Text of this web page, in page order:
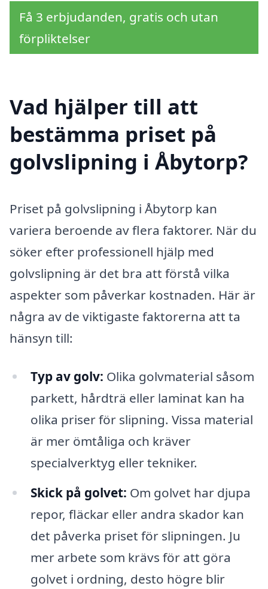
Få 3 erbjudanden, gratis och utan
förpliktelser
Vad hjälper till att
bestämma priset på
golvslipning i Åbytorp?
Priset på golvslipning i Åbytorp kan
variera beroende av flera faktorer. När du
söker efter professionell hjälp med
golvslipning är det bra att förstå vilka
aspekter som påverkar kostnaden. Här är
några av de viktigaste faktorerna att ta
hänsyn till:
Typ av golv: Olika golvmaterial såsom
parkett, hårdträ eller laminat kan ha
olika priser för slipning. Vissa material
är mer ömtåliga och kräver
specialverktyg eller tekniker.
Skick på golvet: Om golvet har djupa
repor, fläckar eller andra skador kan
det påverka priset för slipningen. Ju
mer arbete som krävs för att göra
golvet i ordning, desto högre blir